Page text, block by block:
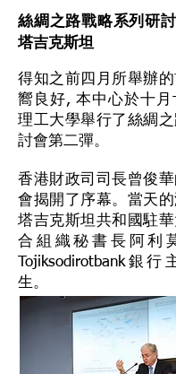
絲綢之路戰略系列研
塔吉克斯坦
得知之前四月所舉辦
嚮良好, 本中心於十月
理工大學舉行了絲綢
討會第二彈。
香港財政司司長曾俊
會揭開了序幕。當天
塔吉克斯坦共和國駐
合組織秘書長阿利
Tojiksodirotbank銀行
生。